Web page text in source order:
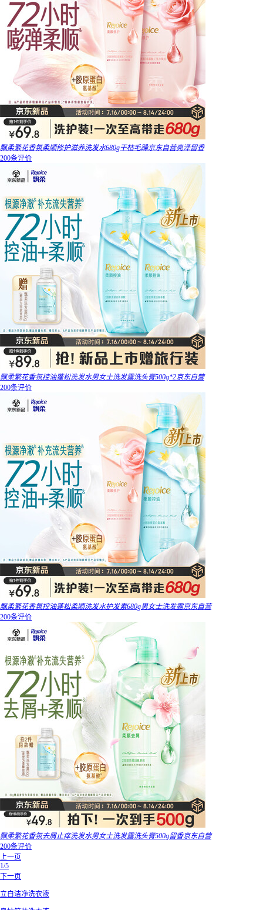
飘柔繁花香氛柔顺修护滋养洗发水680g干枯毛躁京东自营亮泽留香
200条评价
飘柔繁花香氛控油蓬松洗发水男女士洗发露洗头膏500g*2京东自营
200条评价
飘柔繁花香氛控油蓬松柔顺洗发水护发素680g男女士洗发露京东自营
200条评价
飘柔繁花香氛去屑止痒洗发水男女士洗发露洗头膏500g留香京东自营
200条评价
上一页
1/5
下一页
立白洁净洗衣液